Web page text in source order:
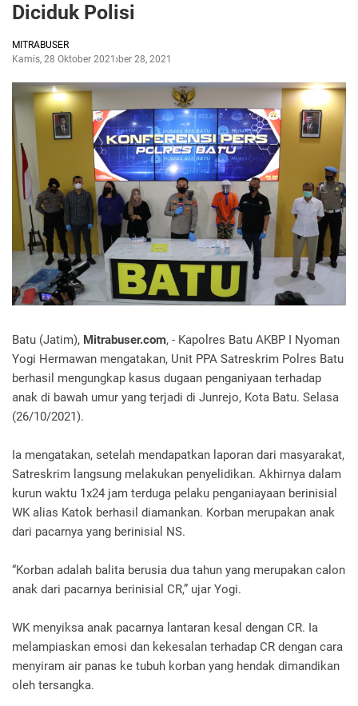
Diciduk Polisi
MITRABUSER
Kamis, 28 Oktober 2021Oktober 28, 2021
Batu (Jatim), Mitrabuser.com, - Kapolres Batu AKBP I Nyoman
Yogi Hermawan mengatakan, Unit PPA Satreskrim Polres Batu
berhasil mengungkap kasus dugaan penganiyaan terhadap
anak di bawah umur yang terjadi di Junrejo, Kota Batu. Selasa
(26/10/2021).
Ia mengatakan, setelah mendapatkan laporan dari masyarakat,
Satreskrim langsung melakukan penyelidikan. Akhirnya dalam
kurun waktu 1x24 jam terduga pelaku penganiayaan berinisial
WK alias Katok berhasil diamankan. Korban merupakan anak
dari pacarnya yang berinisial NS.
“Korban adalah balita berusia dua tahun yang merupakan calon
anak dari pacarnya berinisial CR,” ujar Yogi.
WK menyiksa anak pacarnya lantaran kesal dengan CR. Ia
melampiaskan emosi dan kekesalan terhadap CR dengan cara
menyiram air panas ke tubuh korban yang hendak dimandikan
oleh tersangka.